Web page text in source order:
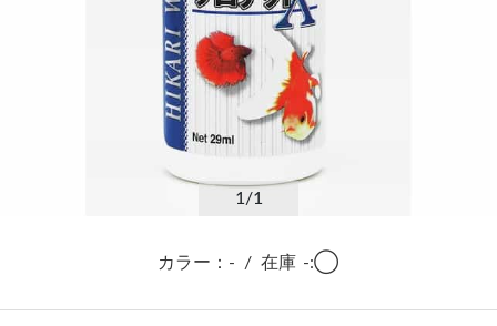
1/1
カラー：- / 在庫 -:◯